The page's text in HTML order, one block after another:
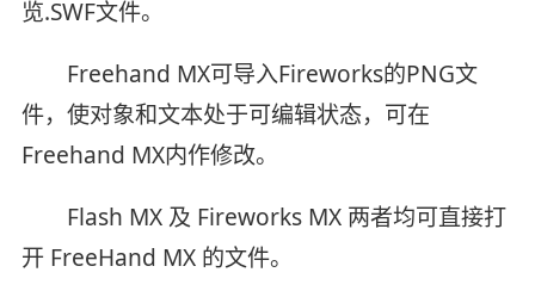
览.SWF文件。
Freehand MX可导入Fireworks的PNG文
件，使对象和文本处于可编辑状态，可在
Freehand MX内作修改。
Flash MX 及 Fireworks MX 两者均可直接打
开 FreeHand MX 的文件。